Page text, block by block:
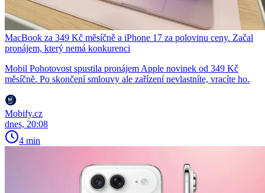
MacBook za 349 Kč měsíčně a iPhone 17 za polovinu ceny. Začal
pronájem, který nemá konkurenci
Mobil Pohotovost spustila pronájem Apple novinek od 349 Kč
měsíčně. Po skončení smlouvy ale zařízení nevlastníte, vracíte ho.
Mobify.cz
dnes, 20:08
4 min